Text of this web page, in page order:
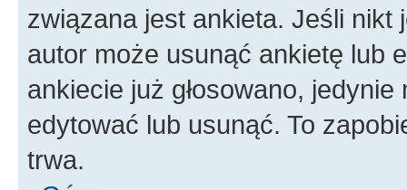
związana jest ankieta. Jeśli nikt
autor może usunąć ankietę lub
ankiecie już głosowano,
edytować lub usunąć. To
trwa.